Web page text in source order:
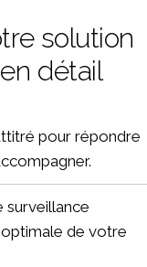
solution
en détail
pour répondre
surveillance
de votre